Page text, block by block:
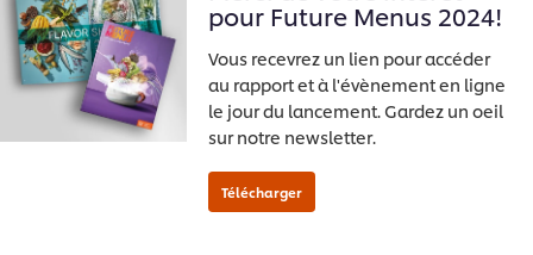
pour Future Menus 2024!
Vous recevrez un lien pour accéder
au rapport et à l'évènement en ligne
le jour du lancement. Gardez un oeil
sur notre newsletter.